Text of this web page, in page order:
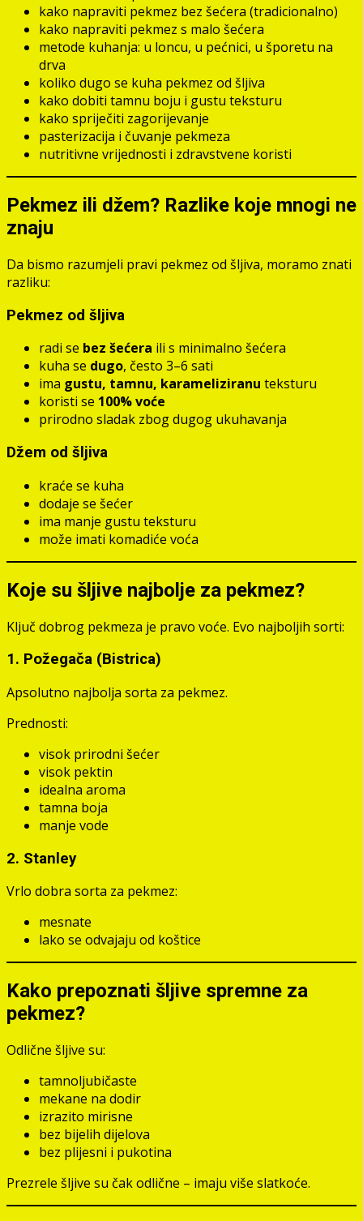
kako napraviti pekmez bez šećera (tradicionalno)
kako napraviti pekmez s malo šećera
metode kuhanja: u loncu, u pećnici, u šporetu na
drva
koliko dugo se kuha pekmez od šljiva
kako dobiti tamnu boju i gustu teksturu
kako spriječiti zagorijevanje
pasterizacija i čuvanje pekmeza
nutritivne vrijednosti i zdravstvene koristi
Pekmez ili džem? Razlike koje mnogi ne
znaju
Da bismo razumjeli pravi pekmez od šljiva, moramo znati
razliku:
Pekmez od šljiva
radi se bez šećera ili s minimalno šećera
kuha se dugo, često 3–6 sati
ima gustu, tamnu, karameliziranu teksturu
koristi se 100% voće
prirodno sladak zbog dugog ukuhavanja
Džem od šljiva
kraće se kuha
dodaje se šećer
ima manje gustu teksturu
može imati komadiće voća
Koje su šljive najbolje za pekmez?
Ključ dobrog pekmeza je pravo voće. Evo najboljih sorti:
1. Požegača (Bistrica)
Apsolutno najbolja sorta za pekmez.
Prednosti:
visok prirodni šećer
visok pektin
idealna aroma
tamna boja
manje vode
2. Stanley
Vrlo dobra sorta za pekmez:
mesnate
lako se odvajaju od koštice
Kako prepoznati šljive spremne za
pekmez?
Odlične šljive su:
tamnoljubičaste
mekane na dodir
izrazito mirisne
bez bijelih dijelova
bez plijesni i pukotina
Prezrele šljive su čak odlične – imaju više slatkoće.